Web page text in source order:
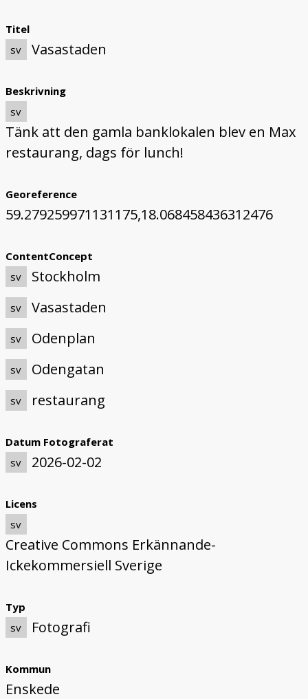
Titel
sv
Vasastaden
Beskrivning
sv
Tänk att den gamla banklokalen blev en Max
restaurang, dags för lunch!
Georeference
59.279259971131175,18.068458436312476
ContentConcept
sv
Stockholm
sv Vasastaden
sv Odenplan
sv Odengatan
sv restaurang
Datum Fotograferat
sv
2026-02-02
Licens
sv
Creative Commons Erkännande-
Ickekommersiell Sverige
Typ
sv
Fotografi
Kommun
Enskede